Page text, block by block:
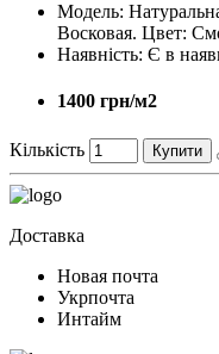
Модель:
Восковая. Цвет:
Наявність: Є в
1400 грн/м2
Кількість Купити
Доставка
Новая почта
Укрпочта
Интайм